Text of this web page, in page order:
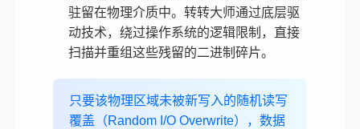
驻留在物理介质中。转转大师通过底层驱
动技术，绕过操作系统的逻辑限制，直接
扫描并重组这些残留的二进制碎片。
只要该物理区域未被新写入的随机读写
覆盖（Random I/O Overwrite），数据